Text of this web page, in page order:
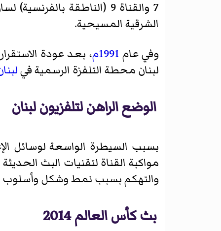
الشرقية المسيحية.
وفي عام 1991م ، بعد عودة
لبنان محطة التلفزة الرسمية في
الوضع الراهن لتلفزيون لبنان
بسبب السيطرة الواسعة لوسائل
مواكبة القناة لتقنيات البث
والتهكم بسبب نمط وشكل وأسلوب
بث كأس العالم 2014